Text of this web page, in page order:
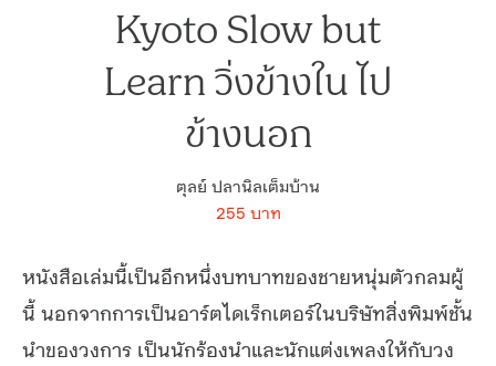
Kyoto Slow but
Learn วิ่งข้างใน ไป
ข้างนอก
ตุลย์ ปลานิลเต็มบ้าน
255 บาท
หนังสือเล่มนี้เป็นอีกหนึ่งบทบาทของชายหนุ่มตัวกลมผู้
นี้ นอกจากการเป็นอาร์ตไดเร็กเตอร์ในบริษัทสิ่งพิมพ์ชั้น
นำของวงการ เป็นนักร้องนำและนักแต่งเพลงให้กับวง